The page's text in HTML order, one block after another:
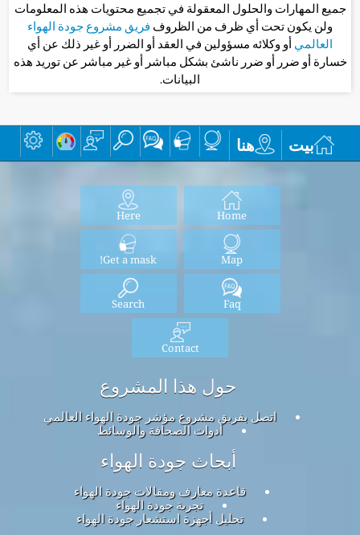
جميع المهارات والحلول المعقولة في تجميع محتويات هذه المعلومات
ولن يكون تحت أي ظرف من الظروف فريق مشروع جودة الهواء
العالمي أو وكلائه مسؤولين في العقد أو الضرر أو غير ذلك عن أي
خسارة أو ضرر أو ضرر ناشئ بشكل مباشر أو غير مباشر عن توريد هذه
البيانات.
بيت هنا
Home
Here
Map
Get a mask!
Faq
Search
Contact
حول هذا المشروع
اتصل بفريق مشروع مؤشر جودة الهواء العالمي
أدوات الصحافة والوسائط
أبحاث جودة الهواء
قاعدة معارف ومقالات جودة الهواء
تجربة جودة الهواء
تحليل أجهزة استشعار جودة الهواء